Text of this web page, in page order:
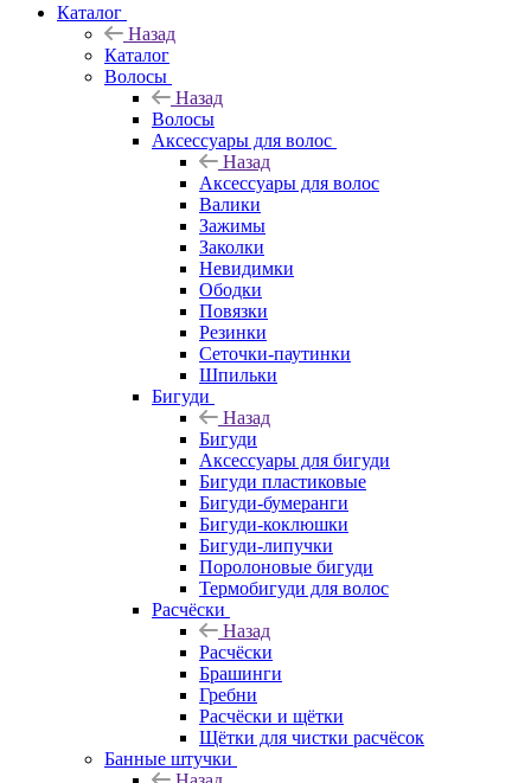
Каталог
Назад
Каталог
Волосы
Назад
Волосы
Аксессуары для волос
Назад
Аксессуары для волос
Валики
Зажимы
Заколки
Невидимки
Ободки
Повязки
Резинки
Сеточки-паутинки
Шпильки
Бигуди
Назад
Бигуди
Аксессуары для бигуди
Бигуди пластиковые
Бигуди-бумеранги
Бигуди-коклюшки
Бигуди-липучки
Поролоновые бигуди
Термобигуди для волос
Расчёски
Назад
Расчёски
Брашинги
Гребни
Расчёски и щётки
Щётки для чистки расчёсок
Банные штучки